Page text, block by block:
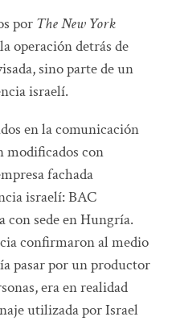
por The New York
operación detrás de
sino parte de un
israelí.
en la comunicación
modificados con
fachada
israelí: BAC
con sede en Hungría.
confirmaron al medio
pasar por un productor
era en realidad
utilizada por Israel